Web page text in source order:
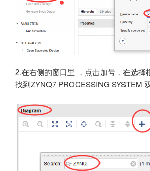
2.在右侧的窗口里 ，点击加号，在选择
找到ZYNQ7 PROCESSING SYSTEM